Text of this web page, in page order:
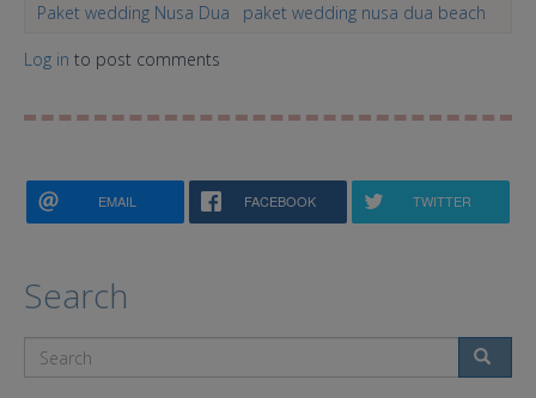
Paket wedding Nusa Dua
paket wedding nusa dua beach
Log in to post comments
EMAIL FACEBOOK TWITTER
Search